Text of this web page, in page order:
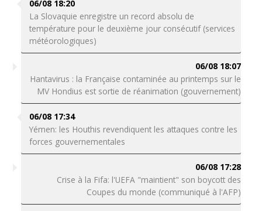
06/08 18:20
La Slovaquie enregistre un record absolu de
température pour le deuxième jour consécutif (services
météorologiques)
06/08 18:07
Hantavirus : la Française contaminée au printemps sur le
MV Hondius est sortie de réanimation (gouvernement)
06/08 17:34
Yémen: les Houthis revendiquent les attaques contre les
forces gouvernementales
06/08 17:28
Crise à la Fifa: l'UEFA "maintient" son boycott des
Coupes du monde (communiqué à l'AFP)